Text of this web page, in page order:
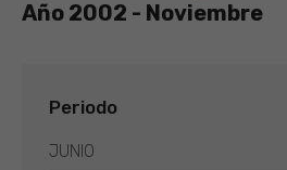
Año 2002 - Noviembre
Periodo
JUNIO